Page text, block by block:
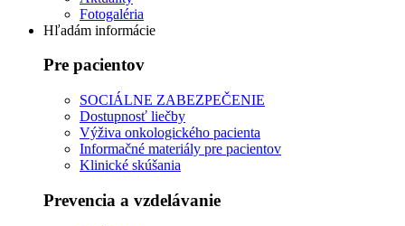
Fotogaléria
Hľadám informácie
Pre pacientov
SOCIÁLNE ZABEZPEČENIE
Dostupnosť liečby
Výživa onkologického pacienta
Informačné materiály pre pacientov
Klinické skúšania
Prevencia a vzdelávanie